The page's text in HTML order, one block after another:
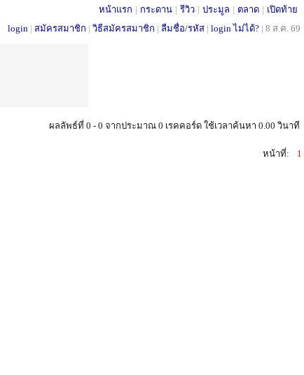
หน้าแรก | กระดาน | รีวิว | ประมูล | ตลาด | เปิดท้าย
login | สมัครสมาชิก | วิธีสมัครสมาชิก | ลืมชื่อ/รหัส | login ไม่ได้? | 8 ส.ค. 69
ผลลัพธ์ที่ 0 - 0 จากประมาณ 0 เรคคอร์ด ใช้เวลาค้นหา 0.00 วินาที
หน้าที่: 1